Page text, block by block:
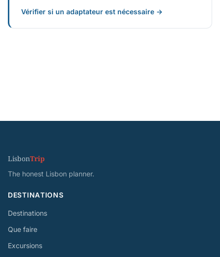
Vérifier si un adaptateur est nécessaire →
LisbonTrip
The honest Lisbon planner.
DESTINATIONS
Destinations
Que faire
Excursions